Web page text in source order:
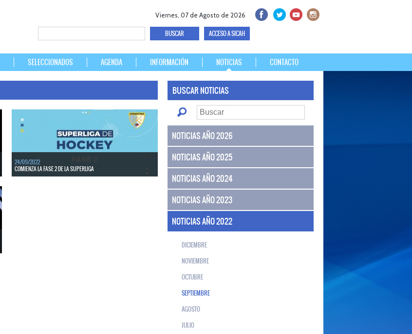
Viernes, 07 de Agosto de 2026
ACCESO A SICAH
SELECCIONADOS AGENDA INFORMACIÓN NOTICIAS CONTACTO
24/09/2022
COMIENZA LA FASE 2 DE LA SUPERLIGA
BUSCAR NOTICIAS
NOTICIAS AÑO 2026
NOTICIAS AÑO 2025
NOTICIAS AÑO 2024
NOTICIAS AÑO 2023
NOTICIAS AÑO 2022
DICIEMBRE
NOVIEMBRE
OCTUBRE
SEPTIEMBRE
AGOSTO
JULIO